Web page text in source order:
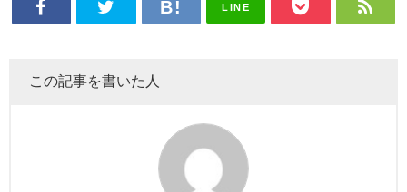
LINE
この記事を書いた人